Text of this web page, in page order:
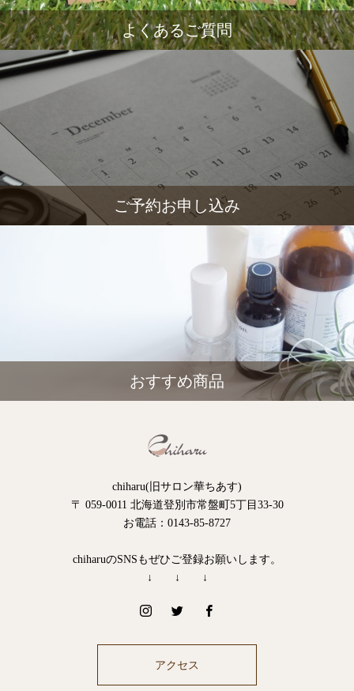
よくあるご質問
ご予約お申し込み
おすすめ商品
chiharu(旧サロン華ちあす)
〒 059-0011 北海道登別市常盤町5丁目33-30
お電話：0143-85-8727
chiharuのSNSもぜひご登録お願いします。
↓ ↓ ↓
アクセス